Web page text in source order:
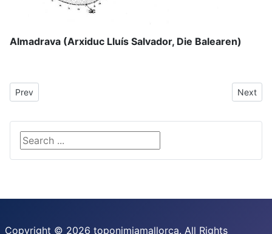
Almadrava (Arxiduc Lluís Salvador, Die Balearen)
Previous article: Anglès, Anglesos
Prev Next
Next
Search ...
Copyright © 2026 toponimiamallorca. All Rights